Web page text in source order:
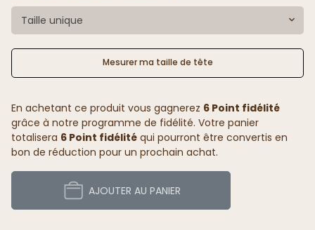
Taille unique
Mesurer ma taille de tête
En achetant ce produit vous gagnerez 6 Point fidélité
grâce à notre programme de fidélité. Votre panier
totalisera 6 Point fidélité qui pourront être convertis en
bon de réduction pour un prochain achat.
AJOUTER AU PANIER